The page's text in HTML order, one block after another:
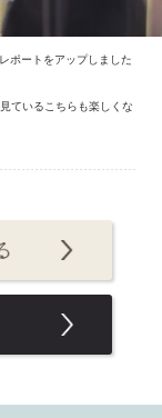
ポートをアップしました
ているこちらも楽しくな